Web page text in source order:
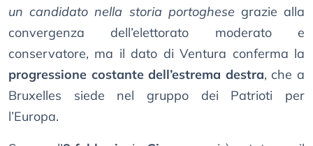
un candidato nella storia portoghese grazie alla
convergenza dell’elettorato moderato e
conservatore, ma il dato di Ventura conferma la
progressione costante dell’estrema destra, che a
Bruxelles siede nel gruppo dei Patrioti per
l’Europa.